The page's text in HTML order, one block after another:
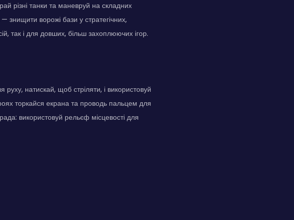
різні танки та маневруй на складних
ворожі бази у стратегічних,
так і для довших, більш захоплюючих ігор.
натискай, щоб стріляти, і використовуй
торкайся екрана та проводь пальцем для
використовуй рельєф місцевості для